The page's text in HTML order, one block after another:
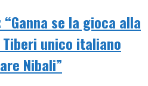
se la gioca alla
unico italiano
Nibali”